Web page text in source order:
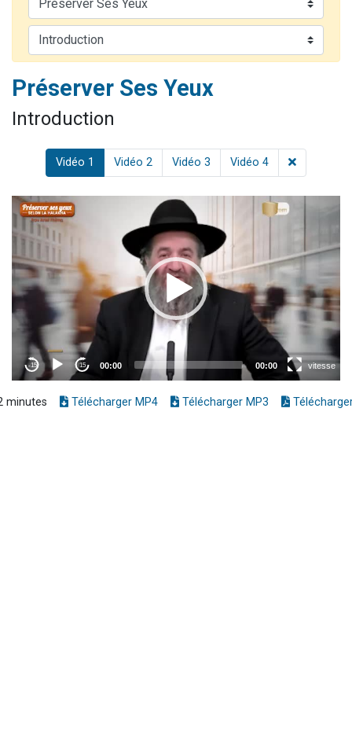
Ariel vient de donner son Maasser
Il reste 49 places pour étudier en groupe sur Zoom
Préserver Ses Yeux
Introduction
Vidéo 1 Vidéo 2 Vidéo 3 Vidéo 4
minutes Télécharger MP4 Télécharger MP3